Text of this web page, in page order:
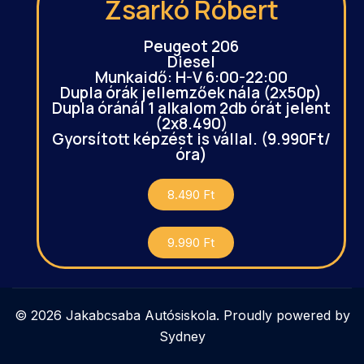
Zsarkó Róbert
Peugeot 206
Diesel
Munkaidő: H-V 6:00-22:00
Dupla órák jellemzőek nála (2x50p)
Dupla óránál 1 alkalom 2db órát jelent
(2x8.490)
Gyorsított képzést is vállal. (9.990Ft/
óra)
8.490 Ft
9.990 Ft
© 2026 Jakabcsaba Autósiskola. Proudly powered by
Sydney